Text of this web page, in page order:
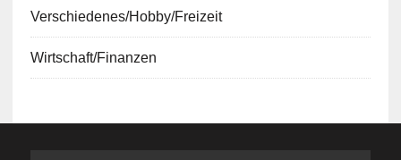
Verschiedenes/Hobby/Freizeit
Wirtschaft/Finanzen